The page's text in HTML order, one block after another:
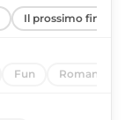
Il prossimo fine
Fun Romantic